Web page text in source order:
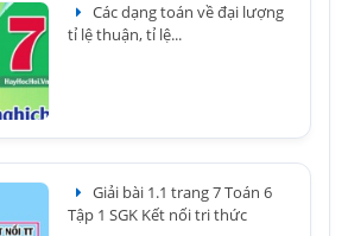
Các dạng toán về đại lượng
tỉ lệ thuận, tỉ lệ...
Giải bài 1.1 trang 7 Toán 6
Tập 1 SGK Kết nối tri thức